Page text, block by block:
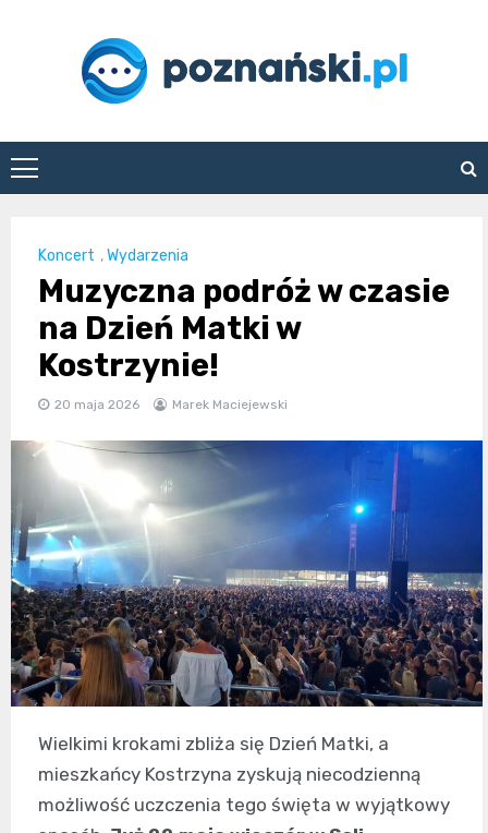
poznanski.pl
Koncert ,Wydarzenia
Muzyczna podróż w czasie
na Dzień Matki w
Kostrzynie!
20 maja 2026 Marek Maciejewski
Wielkimi krokami zbliża się Dzień Matki, a
mieszkańcy Kostrzyna zyskują niecodzienną
możliwość uczczenia tego święta w wyjątkowy